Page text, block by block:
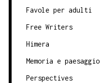
Favole per adulti
Free Writers
Himera
Memoria e paesaggio
Perspectives